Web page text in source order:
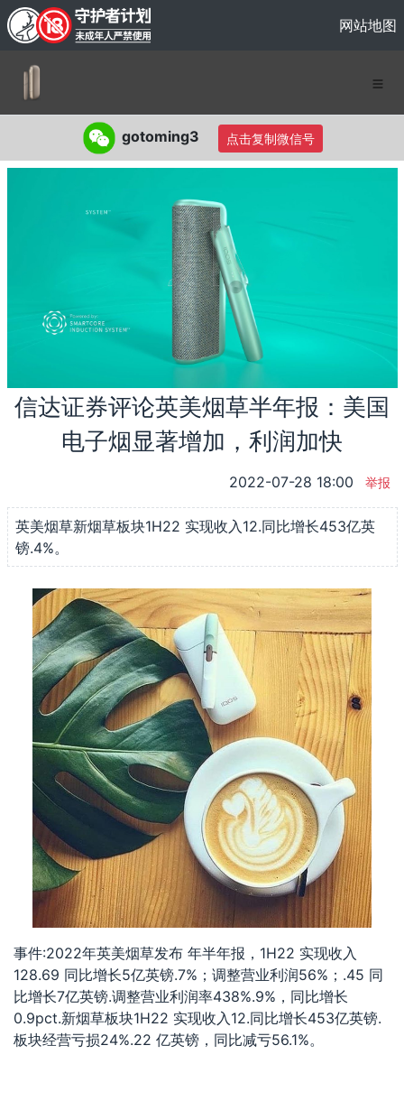
网站地图
信达证券评论英美烟草半年报：美国
电子烟显著增加，利润加快
2022-07-28 18:00 举报
英美烟草新烟草板块1H22 实现收入12.同比增长453亿英
镑.4%。
事件:2022年英美烟草发布 年半年报，1H22 实现收入
128.69 同比增长5亿英镑.7%；调整营业利润56%；.45 同
比增长7亿英镑.调整营业利润率438%.9%，同比增长
0.9pct.新烟草板块1H22 实现收入12.同比增长453亿英镑.
板块经营亏损24%.22 亿英镑，同比减亏56.1%。
gotoming3 点击复制微信号